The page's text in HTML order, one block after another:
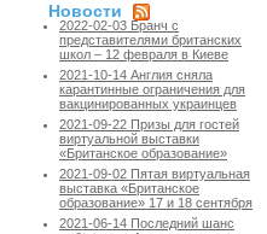
Новости
2022-02-03 Бранч с
представителями британских
школ – 12 февраля в Киеве
2021-10-14 Англия сняла
карантинные ограничения для
вакцинированных украинцев
2021-09-22 Призы для гостей
виртуальной выставки
«Британское образование»
2021-09-02 Пятая виртуальная
выставка «Британское
образование» 17 и 18 сентября
2021-06-14 Последний шанс